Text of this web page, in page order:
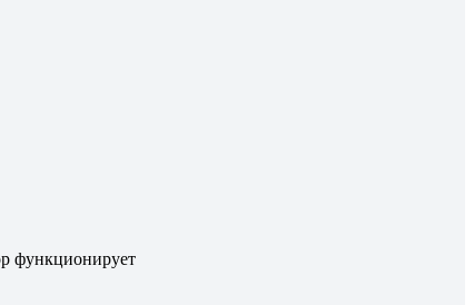
функционирует